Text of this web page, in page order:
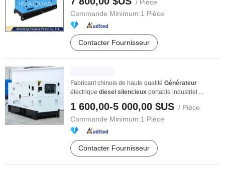
/ Pièce
Commande Minimum:1 Pièce
Contacter Fournisseur
Fabricant chinois de haute qualité Générateur
électrique diesel silencieux portable industriel ...
1 600,00-5 000,00 $US / Pièce
Commande Minimum:1 Pièce
Contacter Fournisseur